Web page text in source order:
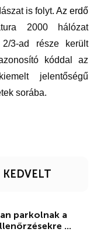
is folyt. Az erdő
2000 hálózat
3-ad része került
kóddal az
jelentőségű
sorába.
KEDVELT
parkolnak a
...